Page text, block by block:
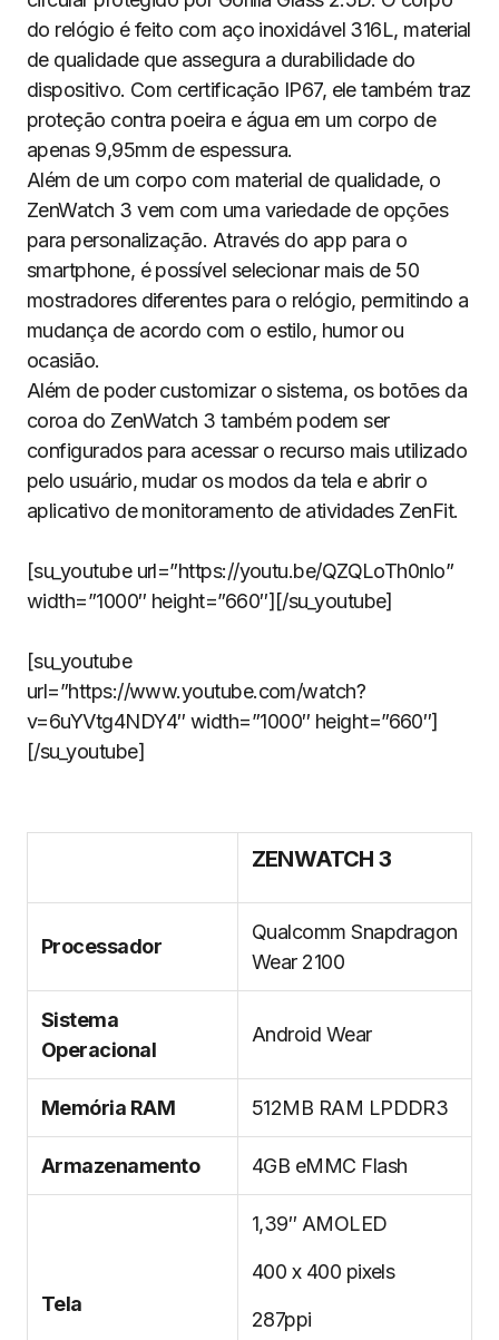
do relógio é feito com aço inoxidável 316L, material
de qualidade que assegura a durabilidade do
dispositivo. Com certificação IP67, ele também traz
proteção contra poeira e água em um corpo de
apenas 9,95mm de espessura.
Além de um corpo com material de qualidade, o
ZenWatch 3 vem com uma variedade de opções
para personalização. Através do app para o
smartphone, é possível selecionar mais de 50
mostradores diferentes para o relógio, permitindo a
mudança de acordo com o estilo, humor ou
ocasião.
Além de poder customizar o sistema, os botões da
coroa do ZenWatch 3 também podem ser
configurados para acessar o recurso mais utilizado
pelo usuário, mudar os modos da tela e abrir o
aplicativo de monitoramento de atividades ZenFit.
[su_youtube url=”https://youtu.be/QZQLoTh0nlo”
width=”1000″ height=”660″][/su_youtube]
[su_youtube
url=”https://www.youtube.com/watch?
v=6uYVtg4NDY4″ width=”1000″ height=”660″]
[/su_youtube]
ZENWATCH 3
Processador
Qualcomm Snapdragon
Wear 2100
Sistema
Operacional
Android Wear
Memória RAM 512MB RAM LPDDR3
Armazenamento 4GB eMMC Flash
Tela
1,39″ AMOLED
400 x 400 pixels
287ppi